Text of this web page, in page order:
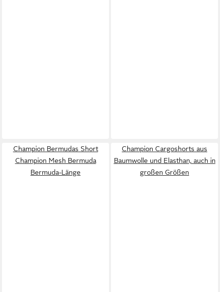
Champion Bermudas Short
Champion Mesh Bermuda
Bermuda-Länge
Champion Cargoshorts aus
Baumwolle und Elasthan, auch in
großen Größen